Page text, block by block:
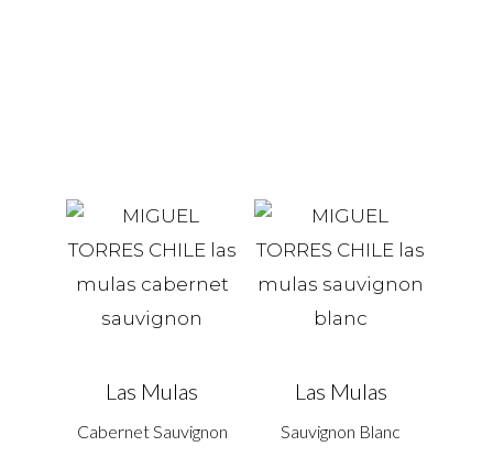
Las Mulas
Cabernet Sauvignon
Las Mulas
Sauvignon Blanc